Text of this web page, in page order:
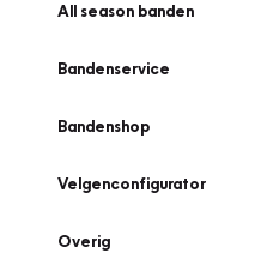
All season banden
Bandenservice
Bandenshop
Velgenconfigurator
Overig